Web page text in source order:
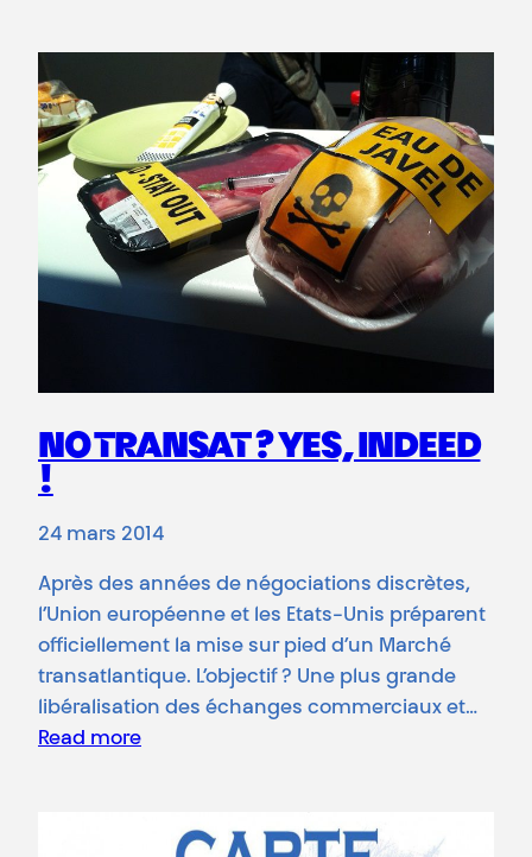
NO TRANSAT ? YES, INDEED
!
24 mars 2014
Après des années de négociations discrètes,
l’Union européenne et les Etats-Unis préparent
officiellement la mise sur pied d’un Marché
transatlantique. L’objectif ? Une plus grande
libéralisation des échanges commerciaux et…
Read more